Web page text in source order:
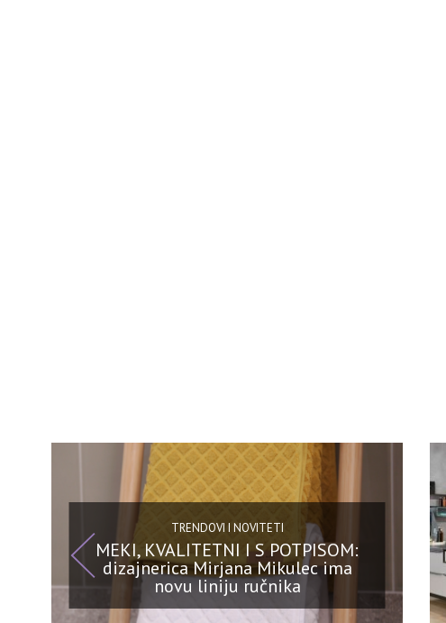
TRENDOVI I NOVITETI
MEKI, KVALITETNI I S POTPISOM:
dizajnerica Mirjana Mikulec ima
novu liniju ručnika